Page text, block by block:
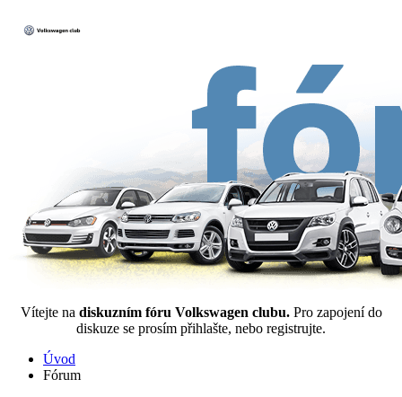
Vítejte na diskuzním fóru Volkswagen clubu. Pro zapojení do
diskuze se prosím přihlašte, nebo registrujte.
Úvod
Fórum